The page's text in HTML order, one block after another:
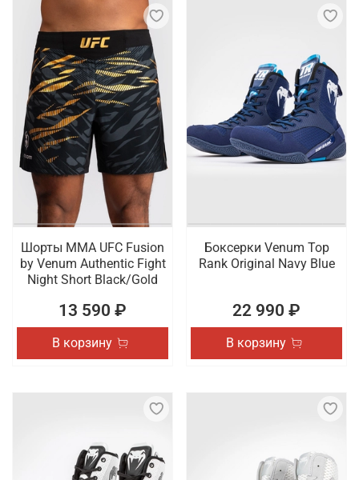
Шорты ММА UFC Fusion
by Venum Authentic Fight
Night Short Black/Gold
13 590 ₽
В корзину
Боксерки Venum Top
Rank Original Navy Blue
22 990 ₽
В корзину